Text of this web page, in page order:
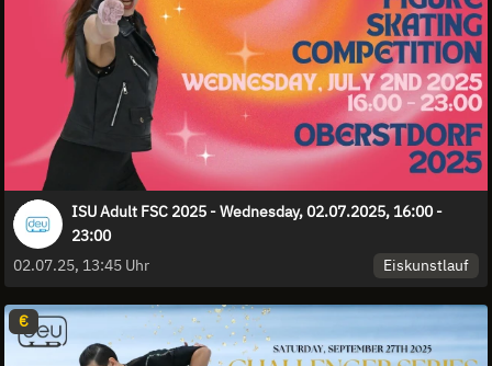
ISU Adult FSC 2025 - Wednesday, 02.07.2025, 16:00 -
23:00
02.07.25, 13:45 Uhr
Eiskunstlauf
€